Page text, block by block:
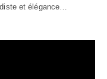
et élégance…